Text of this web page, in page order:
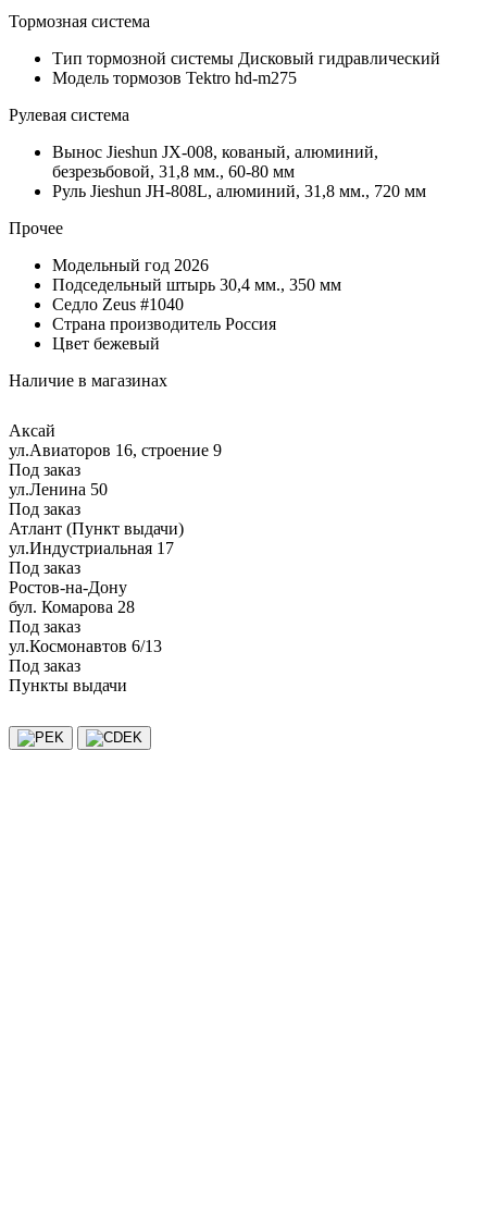
Тормозная система
Тип тормозной системы Дисковый гидравлический
Модель тормозов Tektro hd-m275
Рулевая система
Вынос Jieshun JX-008, кованый, алюминий,
безрезьбовой, 31,8 мм., 60-80 мм
Руль Jieshun JH-808L, алюминий, 31,8 мм., 720 мм
Прочее
Модельный год 2026
Подседельный штырь 30,4 мм., 350 мм
Седло Zeus #1040
Страна производитель Россия
Цвет бежевый
Наличие в магазинах
Аксай
ул.Авиаторов 16, строение 9
Под заказ
ул.Ленина 50
Под заказ
Атлант (Пункт выдачи)
ул.Индустриальная 17
Под заказ
Ростов-на-Дону
бул. Комарова 28
Под заказ
ул.Космонавтов 6/13
Под заказ
Пункты выдачи